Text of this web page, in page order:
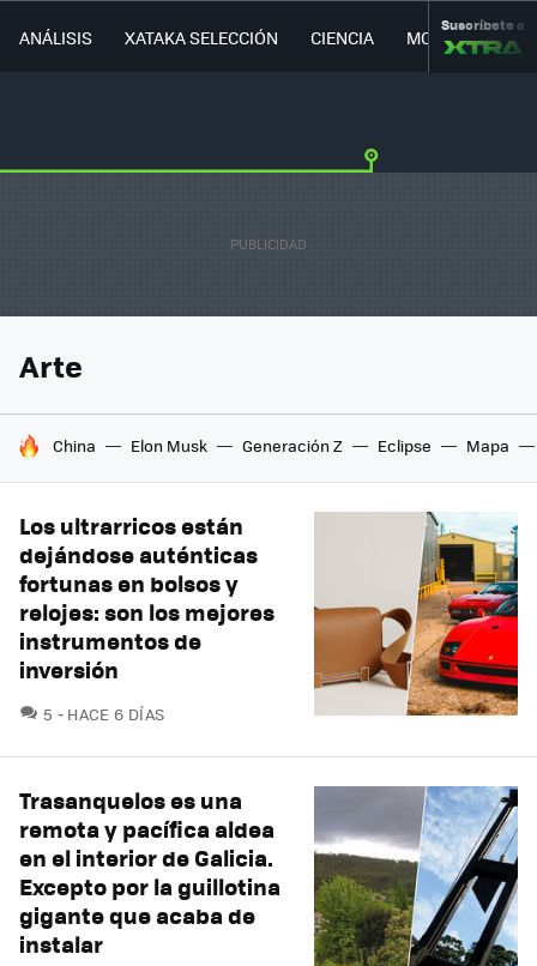
ANÁLISIS XATAKA SELECCIÓN CIENCIA MOVILIDAD
Suscríbete a
Arte
HOY SE HABLA DE
China Elon Musk Generación Z Eclipse Mapa
Los ultrarricos están
dejándose auténticas
fortunas en bolsos y
relojes: son los mejores
instrumentos de
inversión
5 COMENTARIOS
HACE 6 DÍAS
Trasanquelos es una
remota y pacífica aldea
en el interior de Galicia.
Excepto por la guillotina
gigante que acaba de
instalar